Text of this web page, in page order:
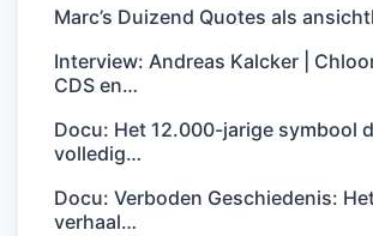
Marc’s Duizend Quotes als
Interview: Andreas Kalcker |
CDS en…
Docu: Het 12.000-jarige symbool
volledig…
Docu: Verboden Geschiedenis:
verhaal…